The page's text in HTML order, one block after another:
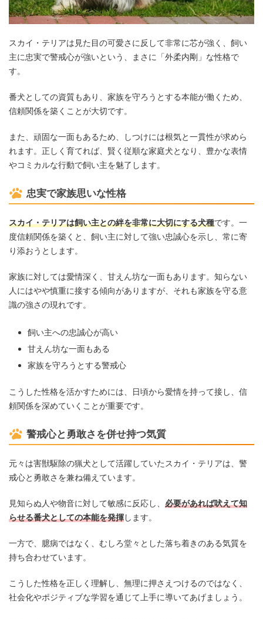
スカイ・テリアは見た目の可愛さに反して非常に芯が強く、飼い
主に忠実で警戒心が強いという、まさに「外柔内剛」な性格で
す。
番犬としての資質もあり、家族を守ろうとする本能が働くため、
信頼関係を築くことが大切です。
また、頑固な一面もあるため、しつけには根気と一貫性が求めら
れます。正しく育てれば、賢く従順な家庭犬となり、豊かな表情
やコミカルな行動で飼い主を魅了します。
忠実で家族思いな性格
スカイ・テリアは飼い主との絆を非常に大切にする犬種です。一
度信頼関係を築くと、飼い主に対して強い忠誠心を示し、常に寄
り添おうとします。
家族に対しては愛情深く、甘えん坊な一面もあります。知らない
人にはやや慎重に接する傾向がありますが、それも家族を守る意
識の強さの現れです。
飼い主への忠誠心が高い
甘えん坊な一面もある
家族を守ろうとする警戒心
こうした性格を活かすためには、日頃から愛情を持って接し、信
頼関係を深めていくことが重要です。
警戒心と勇敢さを併せ持つ気質
元々は害獣駆除の猟犬として活躍していたスカイ・テリアは、警
戒心と勇敢さを兼ね備えています。
見知らぬ人や物音に対して敏感に反応し、 必要があれば吠えて知
らせる番犬としての本能を発揮します。
一方で、臆病ではなく、むしろ堂々とした落ち着きのある気質を
持ち合わせています。
こうした性格を正しく理解し、無理に押さえつけるのではなく、
社会化やポジティブな学習を通じて上手に導いてあげましょう。